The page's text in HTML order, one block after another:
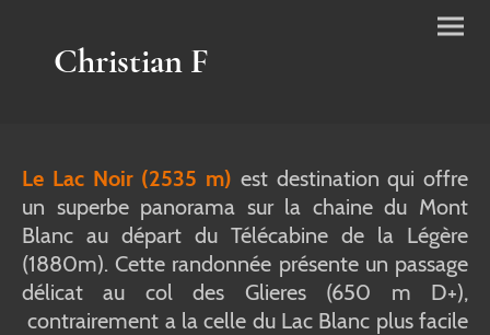
Christian F
Le Lac Noir (2535 m) est destination qui offre
un superbe panorama sur la chaine du Mont
Blanc au départ du Télécabine de la Légère
(1880m). Cette randonnée présente un passage
délicat au col des Glieres (650 m D+),
contrairement a la celle du Lac Blanc plus facile